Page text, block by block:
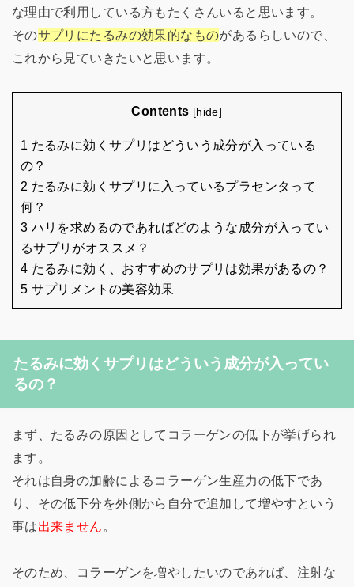
な理由で利用している方もたくさんいると思います。
そのサプリにたるみの効果的なものがあるらしいので、
これから見ていきたいと思います。
Contents [hide]
1 たるみに効くサプリはどういう成分が入っている
の？
2 たるみに効くサプリに入っているプラセンタって
何？
3 ハリを求めるのであればどのような成分が入ってい
るサプリがオススメ？
4 たるみに効く、おすすめのサプリは効果があるの？
5 サプリメントの美容効果
たるみに効くサプリはどういう成分が入ってい
るの？
まず、たるみの原因としてコラーゲンの低下が挙げられ
ます。
それは自身の加齢によるコラーゲン生産力の低下であ
り、その低下分を外側から自分で追加して増やすという
事は出来ません 。
そのため、コラーゲンを増やしたいのであれば、注射な